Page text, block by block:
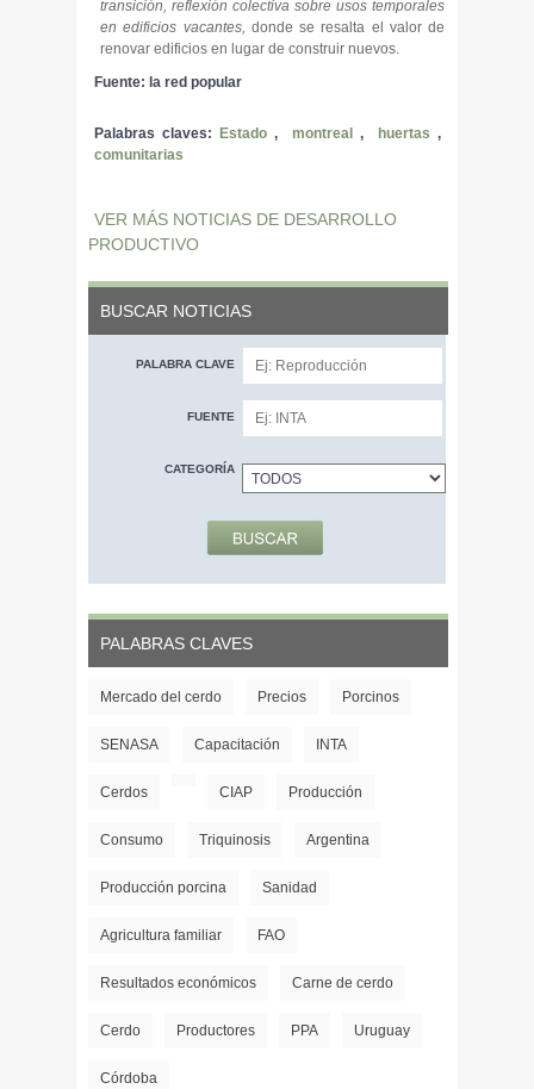
transición, reflexión colectiva sobre usos temporales
en edificios vacantes, donde se resalta el valor de
renovar edificios en lugar de construir nuevos.
Fuente: la red popular
Palabras claves: Estado , montreal , huertas ,
comunitarias
VER MÁS NOTICIAS DE DESARROLLO
PRODUCTIVO
BUSCAR NOTICIAS
PALABRA CLAVE
FUENTE
CATEGORÍA
PALABRAS CLAVES
Mercado del cerdo Precios Porcinos
SENASA Capacitación INTA
Cerdos CIAP Producción
Consumo Triquinosis Argentina
Producción porcina Sanidad
Agricultura familiar FAO
Resultados económicos Carne de cerdo
Cerdo Productores PPA Uruguay
Córdoba